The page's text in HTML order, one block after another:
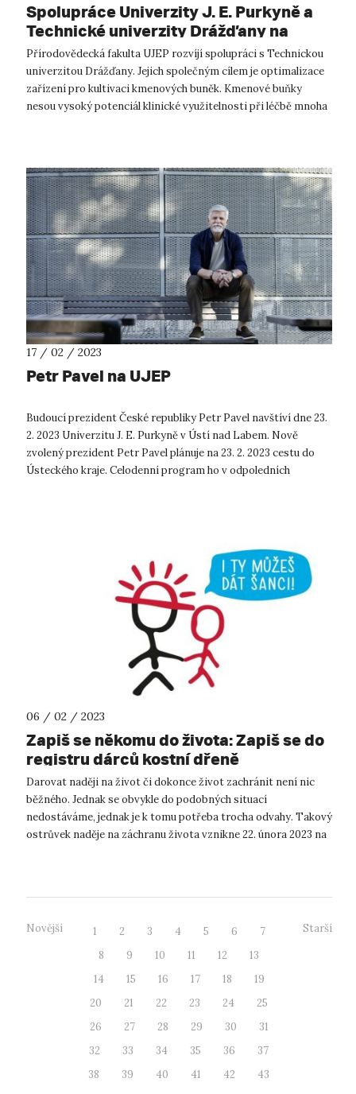
Spolupráce Univerzity J. E. Purkyně a
Technické univerzity Drážďany na
biomedicínském výzkumu
Přírodovědecká fakulta UJEP rozvíjí spolupráci s Technickou
univerzitou Drážďany. Jejich společným cílem je optimalizace
zařízení pro kultivaci kmenových buněk. Kmenové buňky
nesou vysoký potenciál klinické využitelnosti při léčbě mnoha
17 / 02 / 2023
Petr Pavel na UJEP
Budoucí prezident České republiky Petr Pavel navštíví dne 23.
2. 2023 Univerzitu J. E. Purkyně v Ústí nad Labem. Nově
zvolený prezident Petr Pavel plánuje na 23. 2. 2023 cestu do
Ústeckého kraje. Celodenní program ho v odpoledních
06 / 02 / 2023
Zapiš se někomu do života: Zapiš se do
registru dárců kostní dřeně
Darovat naději na život či dokonce život zachránit není nic
běžného. Jednak se obvykle do podobných situací
nedostáváme, jednak je k tomu potřeba trocha odvahy. Takový
ostrůvek naděje na záchranu života vznikne 22. února 2023 na
Novější 1 2 3 4 5 6
7
8
9 10 11 12
13
14
15 16 17 18
19
20
21 22 23 24
25
26
27 28 29 30
31
32
33 34 35 36
37
38
39 40 41 42
43
Starší